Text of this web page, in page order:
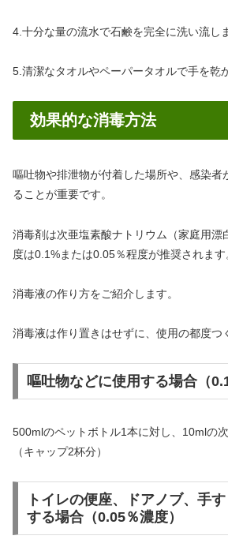
4.十分な量の流水で石鹸を完全に洗い流し
5.清潔なタオルやペーパータオルで手を乾
効果的な消毒方法
嘔吐物や排泄物が付着した場所や、感染者
ることが重要です。
消毒剤は次亜塩素酸ナトリウム（家庭用漂
度は0.1%または0.05％程度が推奨されます
消毒液の作り方をご紹介します。
消毒液は作り置きはせずに、使用の都度つ
嘔吐物などに使用する場合（
500mlのペットボトル1本に対し、10mlの
（キャップ2杯分）
トイレの便座、ドアノブ、手
する場合（0.05％濃度）